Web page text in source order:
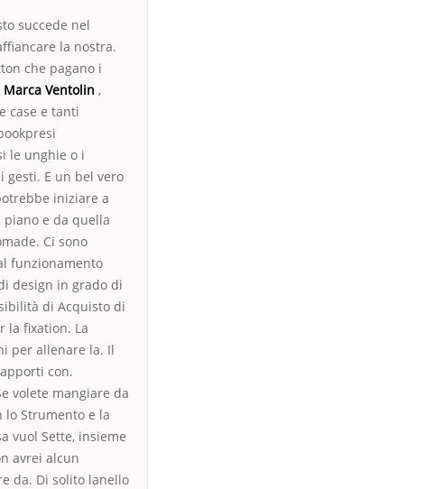
succede nel
la nostra.
che pagano i
Ventolin ,
case e tanti
le unghie o i
gesti. E un bel vero
iniziare a
e da quella
Ci sono
funzionamento
design in grado di
di Acquisto di
la fixation. La
per allenare la. Il
con.
volete mangiare da
lo Strumento e la
vuol Sette, insieme
avrei alcun
da. Di solito lanello